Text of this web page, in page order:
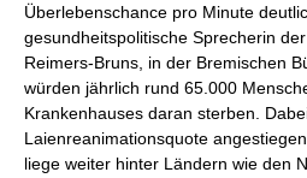
Überlebenschance pro Minute
gesundheitspolitische Sprecherin
Reimers-Bruns, in der Bremischen
würden jährlich rund 65.000
Krankenhauses daran sterben.
Laienreanimationsquote
liege weiter hinter Ländern wie den